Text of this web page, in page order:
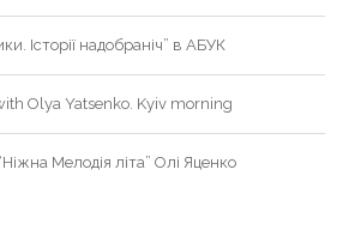
Історії надобраніч” в АБУК
Olya Yatsenko. Kyiv morning
Мелодія літа” Олі Яценко